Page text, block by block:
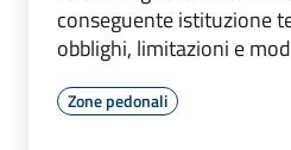
conseguente istituzione
obblighi, limitazioni e
Zone pedonali